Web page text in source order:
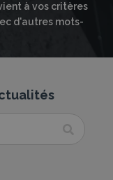
à vos critères
d'autres mots-